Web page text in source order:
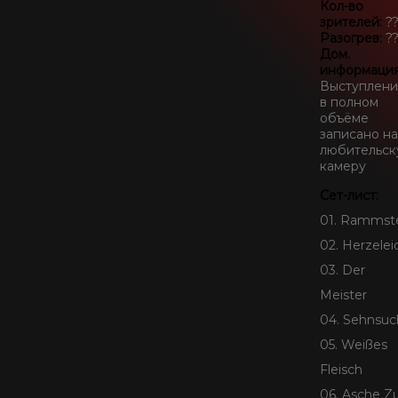
Кол-во
зрителей:
Разогрев:
Дом.
в полном
объёме
записано на
камеру
01.
02.
03. Der
Meister
04.
05. Weißes
Fleisch
06. Asche